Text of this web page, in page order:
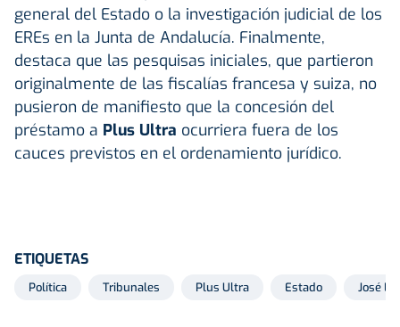
general del Estado o la investigación judicial de los
EREs en la Junta de Andalucía. Finalmente,
destaca que las pesquisas iniciales, que partieron
originalmente de las fiscalías francesa y suiza, no
pusieron de manifiesto que la concesión del
préstamo a Plus Ultra ocurriera fuera de los
cauces previstos en el ordenamiento jurídico.
ETIQUETAS
Política Tribunales Plus Ultra Estado José